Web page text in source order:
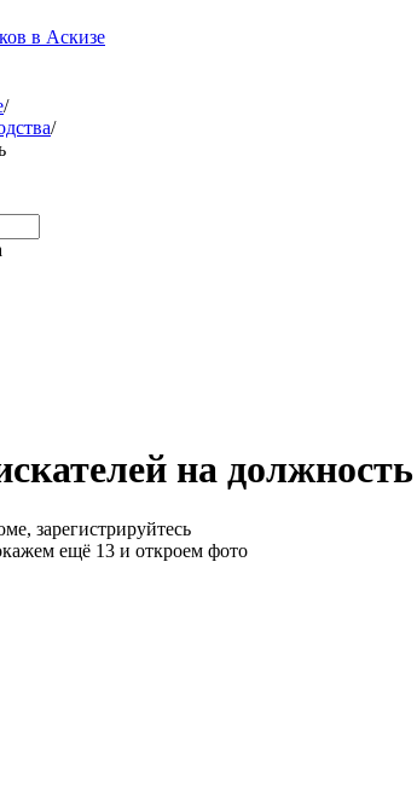
в Аскизе
/
/
на
зарегистрируйтесь
ещё 13 и откроем фото